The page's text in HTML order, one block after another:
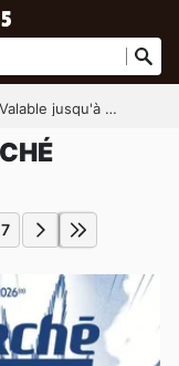
Valable jusqu'à 21/06/2026